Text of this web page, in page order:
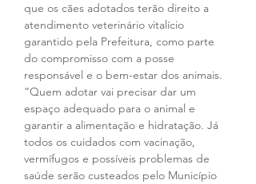
que os cães adotados terão direito a
atendimento veterinário vitalício
garantido pela Prefeitura, como parte
do compromisso com a posse
responsável e o bem-estar dos animais.
“Quem adotar vai precisar dar um
espaço adequado para o animal e
garantir a alimentação e hidratação. Já
todos os cuidados com vacinação,
vermífugos e possíveis problemas de
saúde serão custeados pelo Município